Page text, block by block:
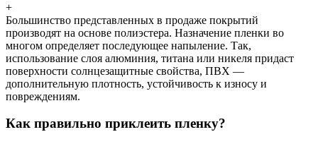
+
Большинство представленных в продаже покрытий
производят на основе полиэстера. Назначение пленки во
многом определяет последующее напыление. Так,
использование слоя алюминия, титана или никеля придаст
поверхности солнцезащитные свойства, ПВХ —
дополнительную плотность, устойчивость к износу и
повреждениям.
Как правильно приклеить пленку?